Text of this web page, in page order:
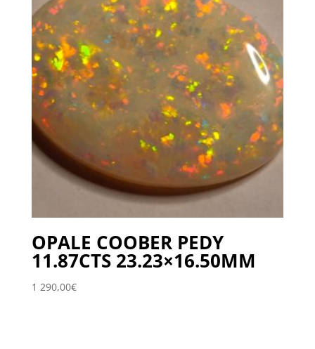
OPALE COOBER PEDY
11.87CTS 23.23×16.50MM
1 290,00€